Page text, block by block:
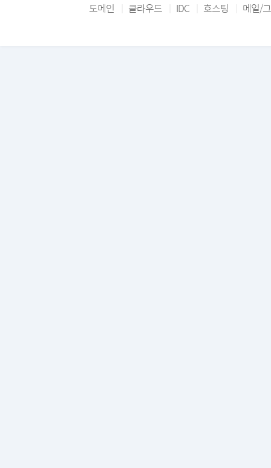
도메인 클라우드 IDC 호스팅 메일/